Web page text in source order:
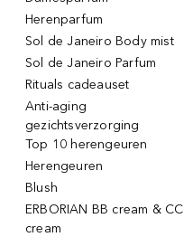
Herenparfum
Sol de Janeiro Body mist
Sol de Janeiro Parfum
Rituals cadeauset
Anti-aging
gezichtsverzorging
Top 10 herengeuren
Herengeuren
Blush
ERBORIAN BB cream & CC
cream